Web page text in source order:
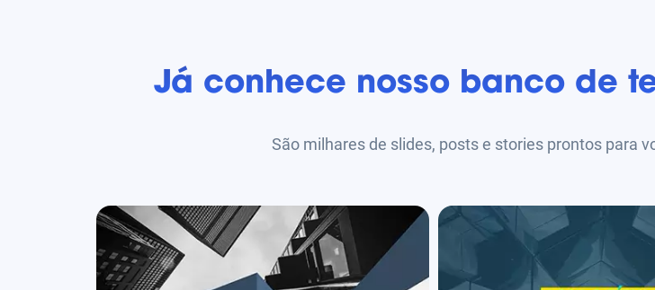
Já conhece nosso banco de
São milhares de slides, posts e stories prontos para